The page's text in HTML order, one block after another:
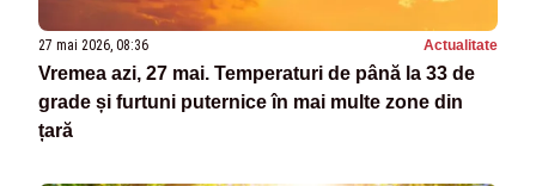
27 mai 2026, 08:36 Actualitate
Vremea azi, 27 mai. Temperaturi de până la 33 de
grade și furtuni puternice în mai multe zone din
țară